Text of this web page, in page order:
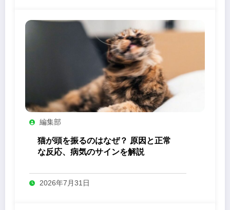
編集部
猫が頭を振るのはなぜ？ 原因と正常
な反応、病気のサインを解説
2026年7月31日